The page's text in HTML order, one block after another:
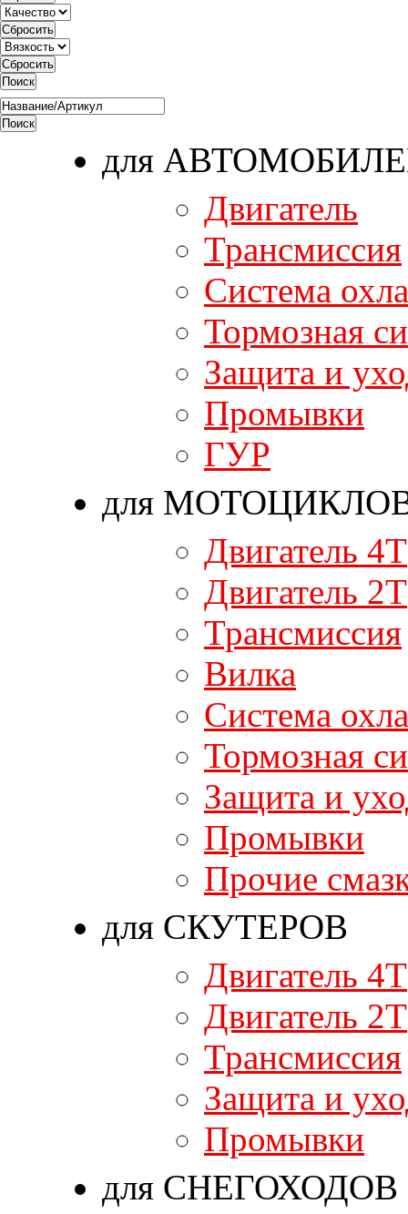
для
Двигатель
Трансмиссия
Система
Тормозная
Защита и
Промывки
ГУР
для
Двигатель 4T
Двигатель 2T
Трансмиссия
Вилка
Система
Тормозная
Защита и
Промывки
Прочие
для СКУТЕРОВ
Двигатель 4T
Двигатель 2T
Трансмиссия
Защита и
Промывки
для СНЕГОХОДОВ